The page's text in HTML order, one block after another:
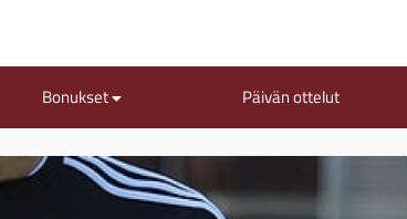
Bonukset Päivän ottelut